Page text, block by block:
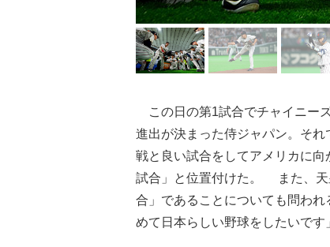
この日の第1試合でチャイニー
進出が決まった侍ジャパン。そ
戦と良い試合をしてアメリカに
試合」と位置付けた。 また、天
合」であることについても問わ
めて日本らしい野球をしたいです